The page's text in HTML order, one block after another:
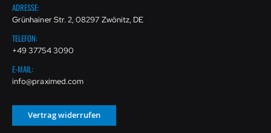
ADRESSE:
Grünhainer Str. 2, 08297 Zwönitz, DE
TELEFON:
+49 37754 3090
E-MAIL:
info@praximed.com
Vertrag widerrufen